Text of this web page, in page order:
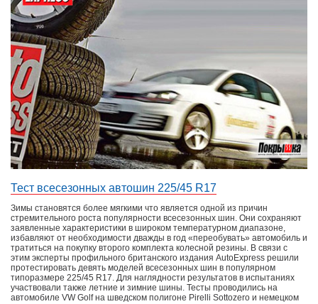
Тест всесезонных автошин 225/45 R17
Зимы становятся более мягкими что является одной из причин
стремительного роста популярности всесезонных шин. Они сохраняют
заявленные характеристики в широком температурном диапазоне,
избавляют от необходимости дважды в год «переобувать» автомобиль и
тратиться на покупку второго комплекта колесной резины. В связи с
этим эксперты профильного британского издания AutoExpress решили
протестировать девять моделей всесезонных шин в популярном
типоразмере 225/45 R17. Для наглядности результатов в испытаниях
участвовали также летние и зимние шины. Тесты проводились на
автомобиле VW Golf на шведском полигоне Pirelli Sottozero и немецком